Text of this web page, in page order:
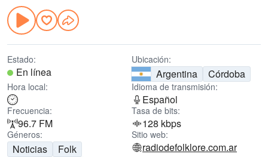
Estado:
En línea
Ubicación:
Argentina Córdoba
Hora local: Idioma de transmisión:
Español
Frecuencia:
96.7 FM
Tasa de bits:
128 kbps
Géneros:
Noticias
Folk
Sitio web:
radiodefolklore.com.ar